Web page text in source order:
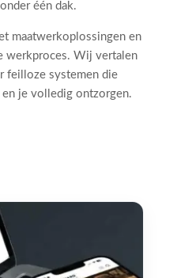
één dak.
maatwerkoplossingen en
werkproces. Wij vertalen
feilloze systemen die
je volledig ontzorgen.